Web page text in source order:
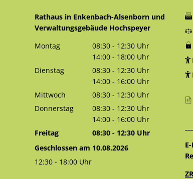
Rathaus in Enkenbach-Alsenborn und
Verwaltungsgebäude Hochspeyer
Montag
08:30 - 12:30 Uhr
Von 08:30 bis 12:30 Uhr
14:00 - 18:00 Uhr
Von 14:00 bis 18:00 Uhr
Dienstag 08:30 - 12:30 Uhr
Von 08:30 bis 12:30 Uhr
14:00 - 16:00 Uhr
Von 14:00 bis 16:00 Uhr
Mittwoch 08:30 - 12:30 Uhr
Von 08:30 bis 12:30 Uhr
Donnerstag 08:30 - 12:30 Uhr
Von 08:30 bis 12:30 Uhr
14:00 - 16:00 Uhr
Von 14:00 bis 16:00 Uhr
Freitag 08:30 - 12:30 Uhr
Von 08:30 bis 12:30 Uhr
Geschlossen am 10.08.2026
12:30 - 18:00 Uhr